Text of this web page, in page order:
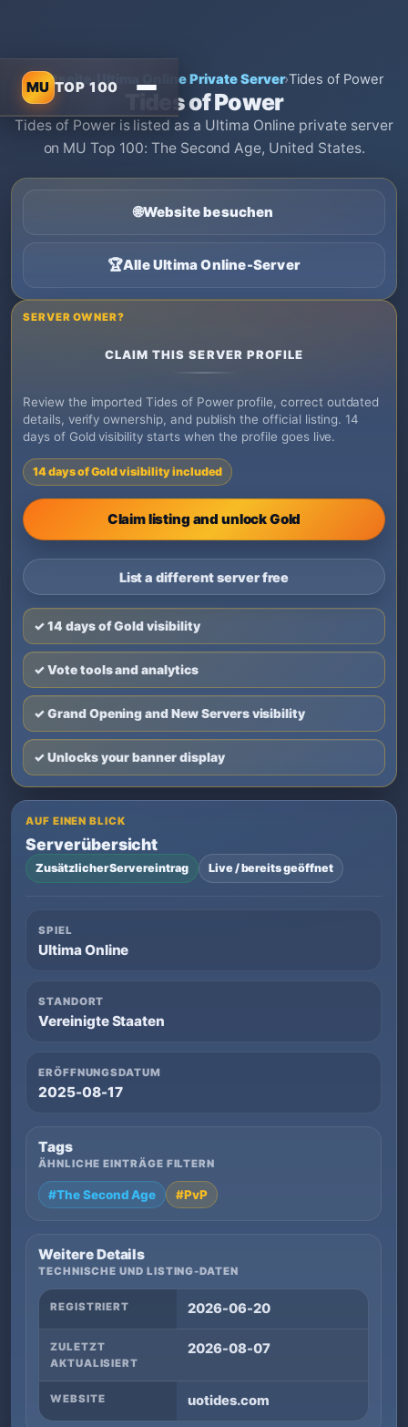
MU TOP 100
Startseite› Ultima Online Private Server›Tides of Power
Tides of Power
Tides of Power is listed as a Ultima Online private server
on MU Top 100: The Second Age, United States.
🌐Website besuchen
🏆Alle Ultima Online-Server
SERVER OWNER?
CLAIM THIS SERVER PROFILE
Review the imported Tides of Power profile, correct outdated
details, verify ownership, and publish the official listing. 14
days of Gold visibility starts when the profile goes live.
14 days of Gold visibility included
Claim listing and unlock Gold
List a different server free
✓ 14 days of Gold visibility
✓ Vote tools and analytics
✓ Grand Opening and New Servers visibility
✓ Unlocks your banner display
AUF EINEN BLICK
Serverübersicht
Zusätzlicher Servereintrag Live / bereits geöffnet
SPIEL
Ultima Online
STANDORT
Vereinigte Staaten
ERÖFFNUNGSDATUM
2025-08-17
Tags
ÄHNLICHE EINTRÄGE FILTERN
#The Second Age #PvP
Weitere Details
TECHNISCHE UND LISTING-DATEN
REGISTRIERT 2026-06-20
ZULETZT
AKTUALISIERT
2026-08-07
WEBSITE uotides.com